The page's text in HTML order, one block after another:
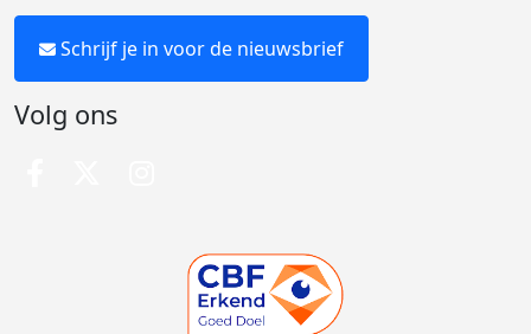
Schrijf je in voor de nieuwsbrief
Volg ons